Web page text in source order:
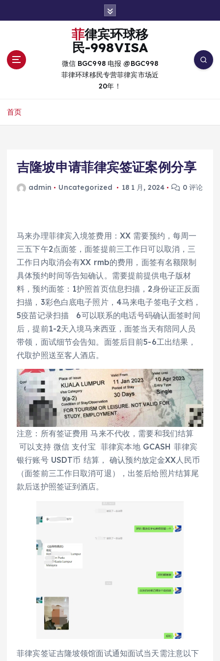
菲律宾环球移
民-998VISA
微信 BGC998 电报 @BGC998
菲律环球移民专营菲律宾市场近
20年！
首页
吉隆坡申请菲律宾签证案例分享
admin Uncategorized 18 1 月, 2024 0 评论
马来办理菲律宾入境签费用：XX 需要预约，每周一
三五下午2点面签，面签提前三工作日可以取消，三
工作日内取消会有XX rmb的费用，面签有名额限制
具体预约时间等告知确认。需要提前提供电子版材
料，预约面签：1护照首页信息扫描，2身份证正反面
扫描，3彩色白底电子照片，4马来电子签电子文档，
5疫苗记录扫描 6可以联系的电话号码确认面签时间
后，提前1-2天入境马来西亚，面签当天有陪同人员
带领，面试细节会告知。面签后目前5-6工出结果，
代取护照送至客人酒店。
注意：所有签证费用 马来不代收，需要和我们结算
可以支持 微信 支付宝 菲律宾本地 GCASH 菲律宾
银行账号 USDT币 结算， 确认预约放定金XX人民币
（面签前三工作日取消可退），出签后给照片结算尾
款后送护照签证到酒店。
菲律宾签证吉隆坡领馆面试通知面试当天需注意以下